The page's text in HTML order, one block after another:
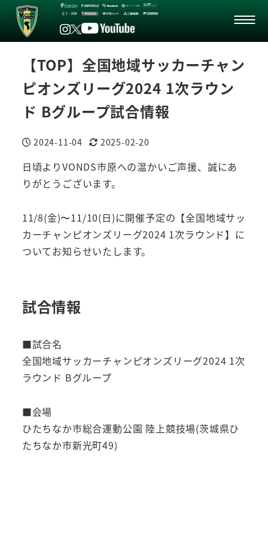
【TOP】全国地域サッカーチャン
ピオンズリーグ2024 1次ラウン
ド Bグループ試合情報
投稿日
2024-11-04
更新日
2025-02-20
日頃よりVONDS市原への温かいご声援、誠にあ
りがとうございます。
11/8(金)〜11/10(日)に開催予定の【全国地域サッ
カーチャンピオンズリーグ2024 1次ラウンド】に
ついてお知らせいたします。
試合情報
■試合名
全国地域サッカーチャンピオンズリーグ2024 1次
ラウンド Bグループ
■会場
ひたちなか市総合運動公園 陸上競技場(茨城県ひ
たちなか市新光町49)